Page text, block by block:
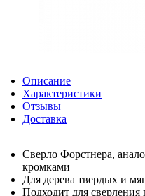
Описание
Характеристики
Отзывы
Доставка
Сверло Форстнера,
кромками
Для дерева твердых и
Подходит для сверления